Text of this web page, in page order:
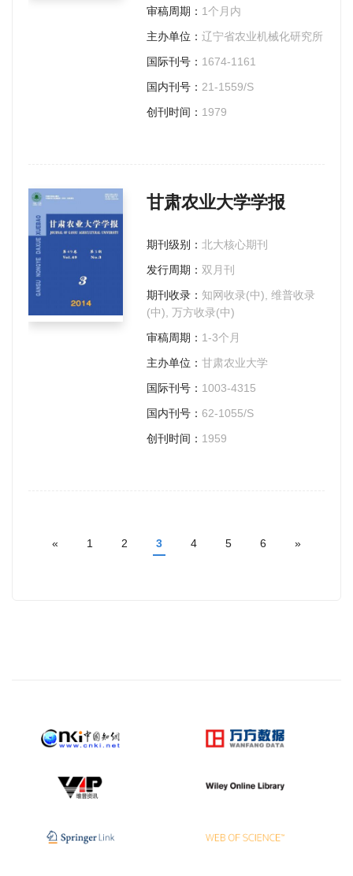
审稿周期： 1个月内
主办单位： 辽宁省农业机械化研究所
国际刊号： 1674-1161
国内刊号： 21-1559/S
创刊时间： 1979
甘肃农业大学学报
期刊级别： 北大核心期刊
发行周期： 双月刊
期刊收录： 知网收录(中), 维普收录
(中), 万方收录(中)
审稿周期： 1-3个月
主办单位： 甘肃农业大学
国际刊号： 1003-4315
国内刊号： 62-1055/S
创刊时间： 1959
« 1 2 3 4 5 6 »